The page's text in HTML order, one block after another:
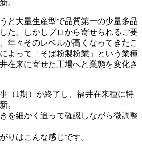
と大量生産型で品質第一の少量多品
た。しかしプロから寄せられるご要
年々そのレベルが高くなってきたこ
よって「そば粉製粉業」という業種
在来に寄せた工場へと業態を変化さ
を細かく追って確認しながら微調整
りはこんな感じです。